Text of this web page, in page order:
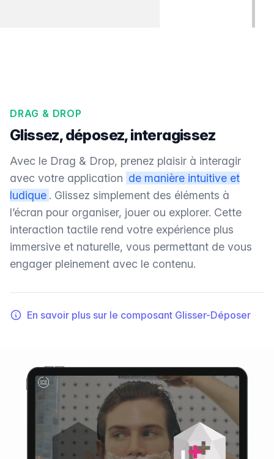
DRAG & DROP
Glissez, déposez, interagissez
Avec le Drag & Drop, prenez plaisir à interagir
avec votre application de manière intuitive et
ludique . Glissez simplement des éléments à
l’écran pour organiser, jouer ou explorer. Cette
interaction tactile rend votre expérience plus
immersive et naturelle, vous permettant de vous
engager pleinement avec le contenu.
En savoir plus sur le composant Glisser-Déposer